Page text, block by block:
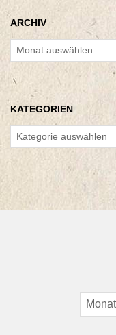
ARCHIV
Archiv
KATEGORIEN
Kategorien
Archiv